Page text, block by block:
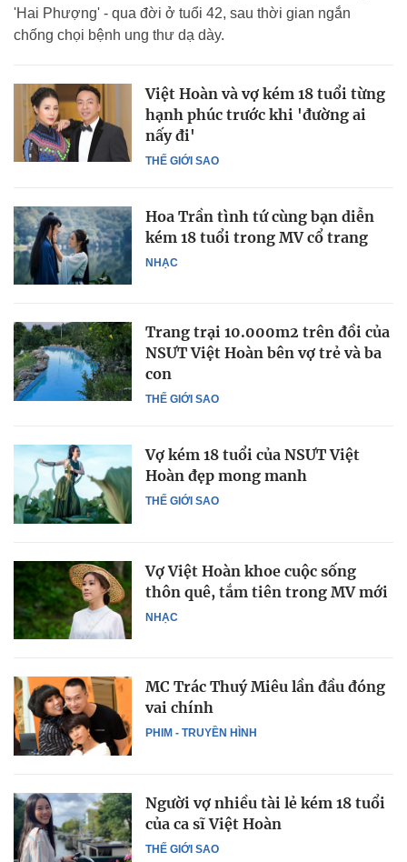
'Hai Phượng' - qua đời ở tuổi 42, sau thời gian ngắn
chống chọi bệnh ung thư dạ dày.
THẾ GIỚI SAO
Việt Hoàn và vợ kém 18 tuổi từng
hạnh phúc trước khi 'đường ai
nấy đi'
NHẠC
Hoa Trần tình tứ cùng bạn diễn
kém 18 tuổi trong MV cổ trang
THẾ GIỚI SAO
Trang trại 10.000m2 trên đồi của
NSƯT Việt Hoàn bên vợ trẻ và ba
con
THẾ GIỚI SAO
Vợ kém 18 tuổi của NSƯT Việt
Hoàn đẹp mong manh
NHẠC
Vợ Việt Hoàn khoe cuộc sống
thôn quê, tắm tiên trong MV mới
PHIM - TRUYỀN HÌNH
MC Trác Thuý Miêu lần đầu đóng
vai chính
THẾ GIỚI SAO
Người vợ nhiều tài lẻ kém 18 tuổi
của ca sĩ Việt Hoàn